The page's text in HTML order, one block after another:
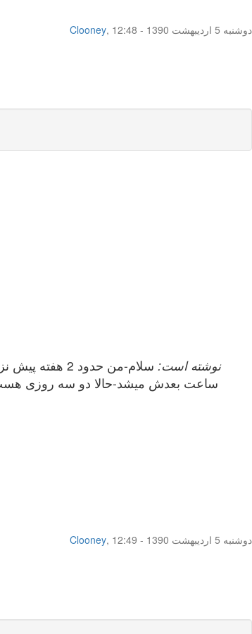
Clooney,
دوشنبه 5 اردیبهشت 1390 - 12:48
elahe_no نوشته است:
Clooney,
دوشنبه 5 اردیبهشت 1390 - 12:49